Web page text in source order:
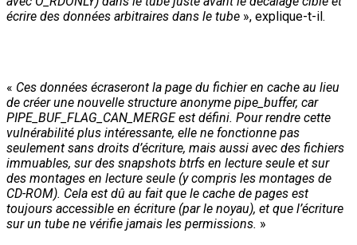
écrire des données arbitraires dans le tube », explique-t-il.
« Ces données écraseront la page du fichier en cache au lieu
de créer une nouvelle structure anonyme pipe_buffer, car
PIPE_BUF_FLAG_CAN_MERGE est défini. Pour rendre cette
vulnérabilité plus intéressante, elle ne fonctionne pas
seulement sans droits d’écriture, mais aussi avec des fichiers
immuables, sur des snapshots btrfs en lecture seule et sur
des montages en lecture seule (y compris les montages de
CD-ROM). Cela est dû au fait que le cache de pages est
toujours accessible en écriture (par le noyau), et que l’écriture
sur un tube ne vérifie jamais les permissions. »